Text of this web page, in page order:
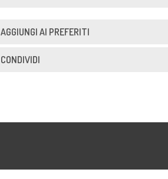
AGGIUNGI AI PREFERITI
CONDIVIDI